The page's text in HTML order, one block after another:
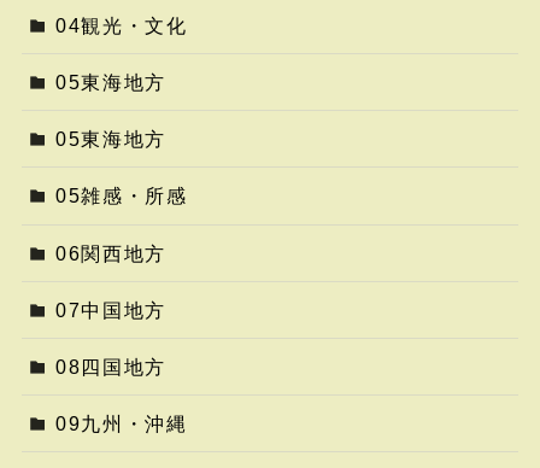
04観光・文化
05東海地方
05東海地方
05雑感・所感
06関西地方
07中国地方
08四国地方
09九州・沖縄